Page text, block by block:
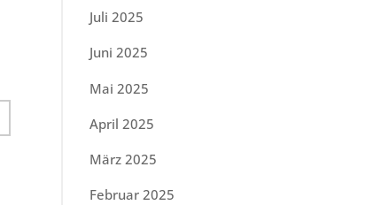
Juli 2025
Juni 2025
Mai 2025
April 2025
März 2025
Februar 2025